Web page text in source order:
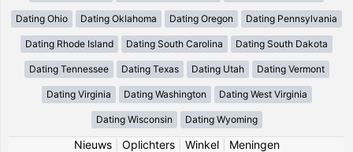
Dating Ohio Dating Oklahoma Dating Oregon Dating Pennsylvania
Dating Rhode Island Dating South Carolina Dating South Dakota
Dating Tennessee Dating Texas Dating Utah Dating Vermont
Dating Virginia Dating Washington Dating West Virginia
Dating Wisconsin Dating Wyoming
Nieuws| Oplichters| Winkel| Meningen